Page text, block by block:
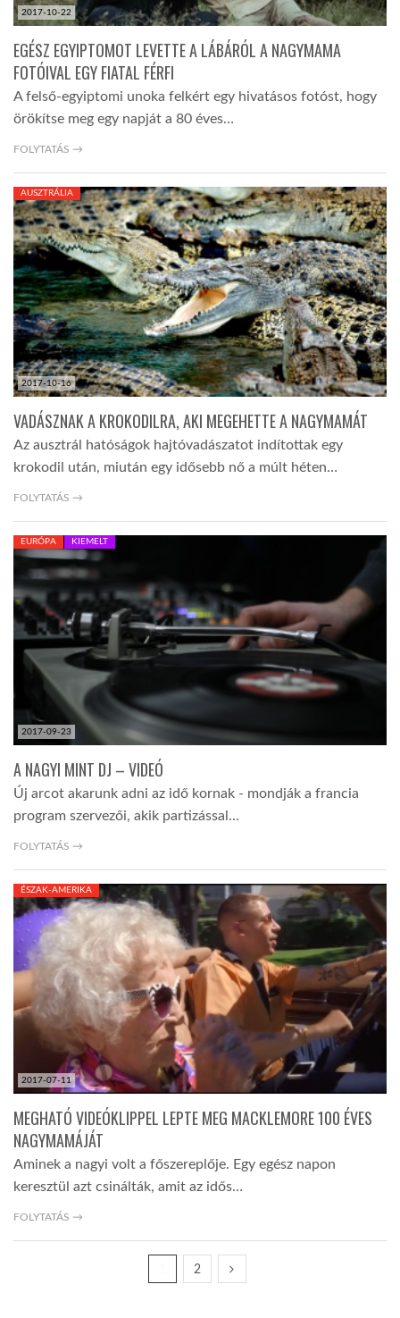
2017-10-22
EGÉSZ EGYIPTOMOT LEVETTE A LÁBÁRÓL A NAGYMAMA
FOTÓIVAL EGY FIATAL FÉRFI
A felső-egyiptomi unoka felkért egy hivatásos fotóst, hogy
örökítse meg egy napját a 80 éves…
FOLYTATÁS →
2017-10-16
AUSZTRÁLIA
VADÁSZNAK A KROKODILRA, AKI MEGEHETTE A NAGYMAMÁT
Az ausztrál hatóságok hajtóvadászatot indítottak egy
krokodil után, miután egy idősebb nő a múlt héten…
FOLYTATÁS →
2017-09-23
EURÓPA KIEMELT
A NAGYI MINT DJ – VIDEÓ
Új arcot akarunk adni az idő kornak - mondják a francia
program szervezői, akik partizással…
FOLYTATÁS →
2017-07-11
ÉSZAK-AMERIKA
MEGHATÓ VIDEÓKLIPPEL LEPTE MEG MACKLEMORE 100 ÉVES
NAGYMAMÁJÁT
Aminek a nagyi volt a főszereplője. Egy egész napon
keresztül azt csinálták, amit az idős…
FOLYTATÁS →
2